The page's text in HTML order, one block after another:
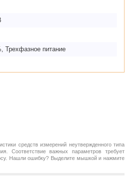
Трехфазное питание
средств измерений неутвержденного типа
Соответствие важных параметров требует
Нашли ошибку? Выделите мышкой и нажмите